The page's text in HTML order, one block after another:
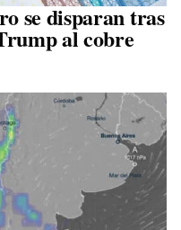
se disparan tras
al cobre